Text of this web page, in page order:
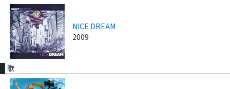
NICE DREAM
2009
歌